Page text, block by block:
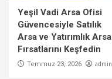
Yeşil Vadi Arsa Ofisi
Güvencesiyle Satılık
Arsa ve Yatırımlık Arsa
Fırsatlarını Keşfedin
Temmuz 23, 2026 admin